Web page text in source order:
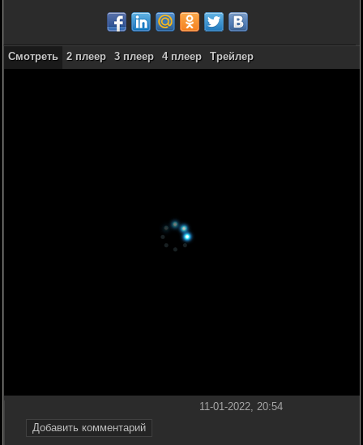
Смотреть 2 плеер 3 плеер 4 плеер Трейлер
Добавить комментарий
11-01-2022, 20:54